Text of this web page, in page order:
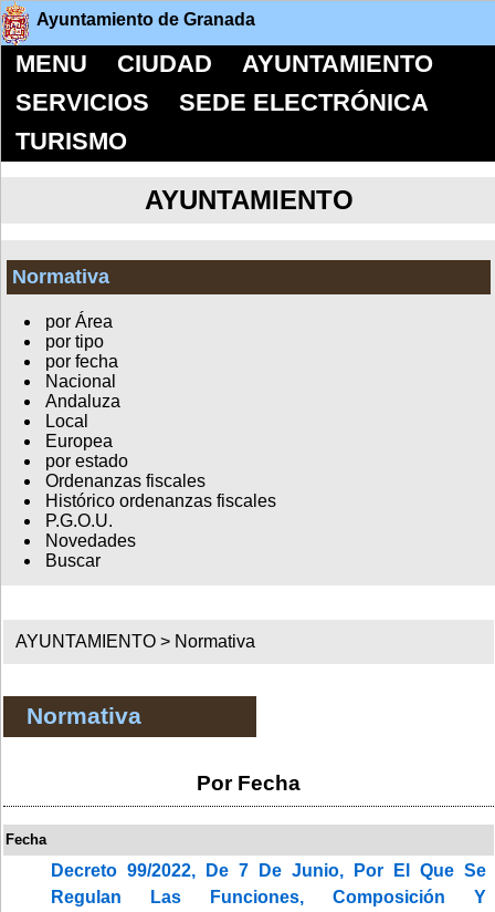
Ayuntamiento de Granada
MENU CIUDAD
AYUNTAMIENTO
SERVICIOS
SEDE ELECTRÓNICA
TURISMO
AYUNTAMIENTO
Normativa
por Área
por tipo
por fecha
Nacional
Andaluza
Local
Europea
por estado
Ordenanzas fiscales
Histórico ordenanzas fiscales
P.G.O.U.
Novedades
Buscar
AYUNTAMIENTO > Normativa
Normativa
Por Fecha
Fecha
Decreto 99/2022, De 7 De Junio, Por El Que Se
Regulan Las Funciones, Composición Y